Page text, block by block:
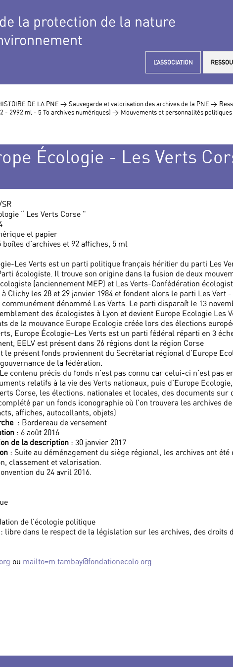
la protection de la nature
L’ASSOCIATION
DE LA PNE > Sauvegarde et valorisation des archives de la PNE >
- 2992 ml - 5 To archives numériques) > Mouvements et personnalités
Écologie - Les Verts
“ Les Verts Corse "
et papier
boîtes d’archives et 92 affiches, 5 ml
Les Verts est un parti politique français héritier du parti Les
écologiste. Il trouve son origine dans la fusion de deux
(anciennement MEP) et Les Verts-Confédération
Clichy les 28 et 29 janvier 1984 et fondent alors le parti Les Vert
dénommé Les Verts. Le parti disparaît le 13
des écologistes à Lyon et devient Europe Ecologie Les
de la mouvance Europe Ecologie créée lors des élections
Europe Écologie-Les Verts est un parti fédéral réparti en 3
EELV est présent dans 26 régions dont la région Corse
le présent fonds proviennent du Secrétariat régional d’Europe
de la fédération.
contenu précis du fonds n’est pas connu car celui-ci n’est pas
relatifs à la vie des Verts nationaux, puis d’Europe
Corse, les élections. nationales et locales, des documents sur
par un fonds iconographie où l’on trouvera les archives
affiches, autocollants, objets)
: Bordereau de versement
: 6 août 2016
de la description : 30 janvier 2017
: Suite au déménagement du siège régional, les archives ont été
classement et valorisation.
du 24 avril 2016.
de l’écologie politique
: libre dans le respect de la législation sur les archives, des droits
ou mailto=m.tambay@fondationecolo.org